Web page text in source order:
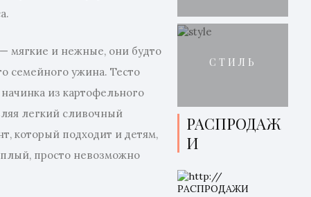
мягкие и нежные, они будто
семейного ужина. Тесто
из картофельного
легкий сливочный
который подходит и детям,
просто невозможно
СТИЛЬ
РАСПРОДАЖ
И